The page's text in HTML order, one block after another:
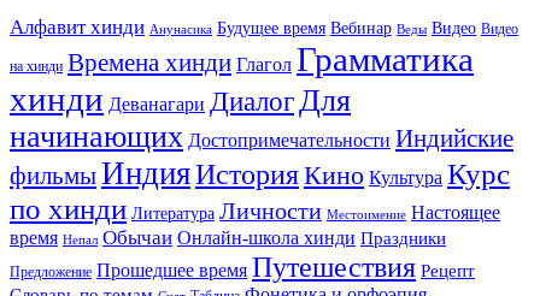
Алфавит хинди Анунасика Будущее время Вебинар Веды Видео Видео
на хинди Времена хинди Глагол Грамматика
хинди Деванагари Диалог Для
начинающих Достопримечательности Индийские
фильмыИндияИсторияКино Культура Курс
по хинди Литература Личности Местоимение Настоящее
время Непал Обычаи Онлайн-школа хинди Праздники
Предложение Прошедшее время Путешествия Рецепт